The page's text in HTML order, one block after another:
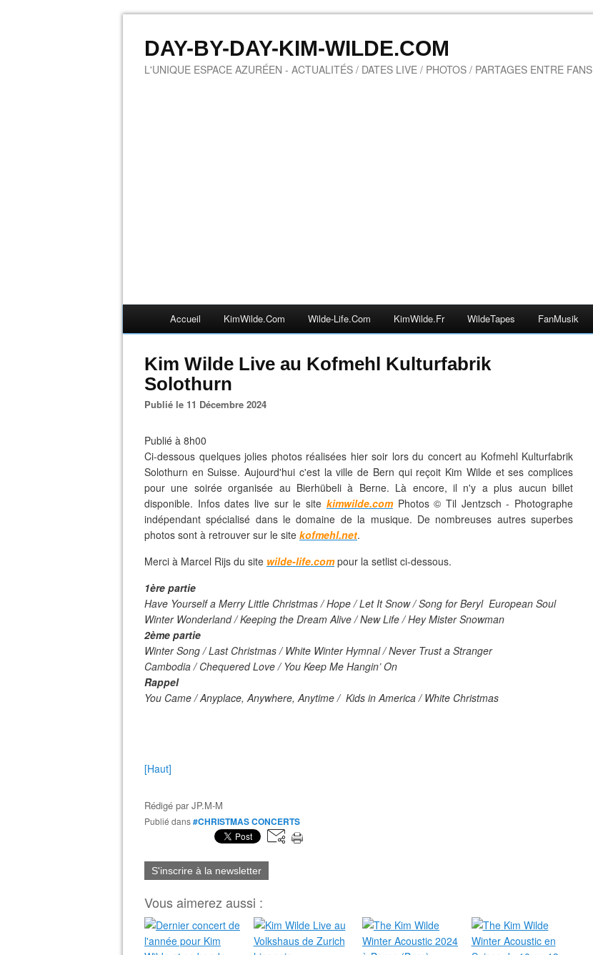
DAY-BY-DAY-KIM-WILDE.COM
L'UNIQUE ESPACE AZURÉEN - ACTUALITÉS / DATES LIVE / PHOTOS / PARTAGES ENTRE FANS
Accueil KimWilde.com Wilde-Life.com KimWilde.fr WildeTapes FanMusik
Kim Wilde Live au Kofmehl Kulturfabrik
Solothurn
Publié le 11 Décembre 2024
Publié à 8h00
Ci-dessous quelques jolies photos réalisées hier soir lors du concert au Kofmehl Kulturfabrik
Solothurn en Suisse. Aujourd'hui c'est la ville de Bern qui reçoit Kim Wilde et ses complices
pour une soirée organisée au Bierhübeli à Berne. Là encore, il n'y a plus aucun billet
disponible. Infos dates live sur le site kimwilde.com Photos © Til Jentzsch - Photographe
indépendant spécialisé dans le domaine de la musique. De nombreuses autres superbes
photos sont à retrouver sur le site kofmehl.net.
Merci à Marcel Rijs du site wilde-life.compour la setlist ci-dessous.
1ère partie
Have Yourself a Merry Little Christmas / Hope / Let It Snow / Song for Beryl European Soul
Winter Wonderland / Keeping the Dream Alive / New Life / Hey Mister Snowman
2ème partie
Winter Song / Last Christmas / White Winter Hymnal / Never Trust a Stranger
Cambodia / Chequered Love / You Keep Me Hangin’ On
Rappel
You Came / Anyplace, Anywhere, Anytime / Kids in America / White Christmas
[Haut]
Rédigé parJP.M-M
Publié dans#CHRISTMAS CONCERTS
S'inscrire à la newsletter
Vous aimerez aussi :